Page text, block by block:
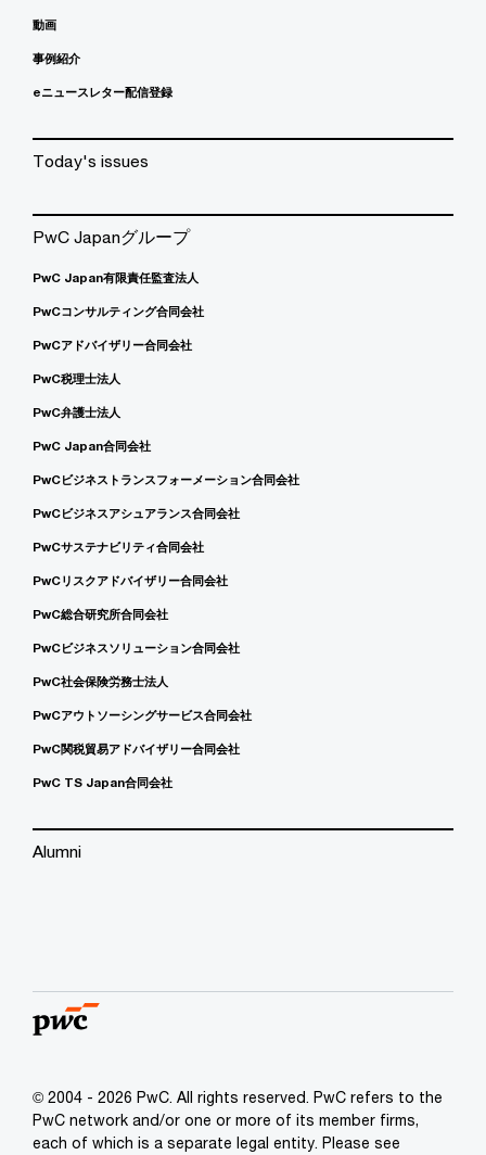
動画
事例紹介
eニュースレター配信登録
Today's issues
PwC Japanグループ
PwC Japan有限責任監査法人
PwCコンサルティング合同会社
PwCアドバイザリー合同会社
PwC税理士法人
PwC弁護士法人
PwC Japan合同会社
PwCビジネストランスフォーメーション合同会社
PwCビジネスアシュアランス合同会社
PwCサステナビリティ合同会社
PwCリスクアドバイザリー合同会社
PwC総合研究所合同会社
PwCビジネスソリューション合同会社
PwC社会保険労務士法人
PwCアウトソーシングサービス合同会社
PwC関税貿易アドバイザリー合同会社
PwC TS Japan合同会社
Alumni
© 2004 - 2026 PwC. All rights reserved. PwC refers to the
PwC network and/or one or more of its member firms,
each of which is a separate legal entity. Please see